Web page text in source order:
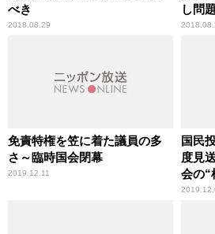
べき
2018.08.29
し問
声
免責特権を笠に着た議員の多
さ～臨時国会閉幕
2019.12.11
国民
度見
会の“